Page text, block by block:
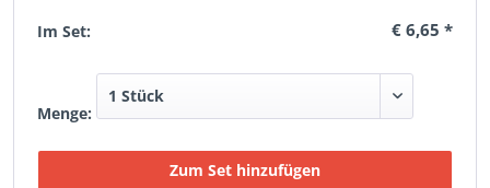
Im Set: € 6,65 *
Menge: